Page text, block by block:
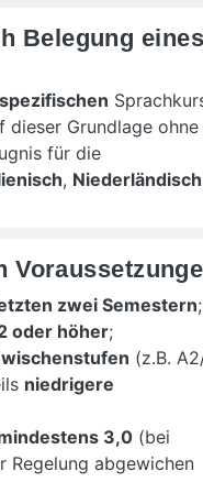
Belegung
dieser Grundlage ohne
für die
, Niederländisch
zwei Semestern;
oder höher;
(z.B.
niedrigere
3,0 (bei
Regelung abgewichen